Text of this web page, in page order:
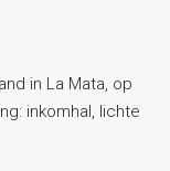
in La Mata, op
inkomhal, lichte